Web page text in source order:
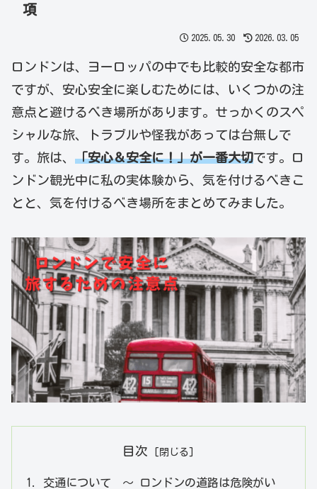
項
2025.05.30 2026.03.05
ロンドンは、ヨーロッパの中でも比較的安全な都市
ですが、安心安全に楽しむためには、いくつかの注
意点と避けるべき場所があります。せっかくのスペ
シャルな旅、トラブルや怪我があっては台無しで
す。旅は、 「安心＆安全に！」が一番大切です。ロ
ンドン観光中に私の実体験から、気を付けるべきこ
とと、気を付けるべき場所をまとめてみました。
目次
交通について ～ ロンドンの道路は危険がい